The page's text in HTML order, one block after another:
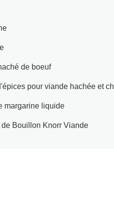
de boeuf
pour viande hachée et
margarine liquide
de Bouillon Knorr Viande